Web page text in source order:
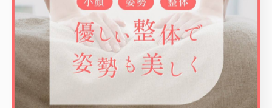
不規則勤務による不調を改善するには、
睡眠や食事だけでなく、
**“身体がリラックスしやすい状態をつくること”**も大
切です。